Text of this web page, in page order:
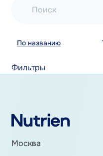
Поиск
По названию
Фильтры
Москва